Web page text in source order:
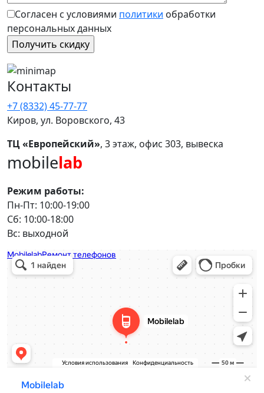
Согласен с условиями политики обработки
персональных данных
Контакты
+7 (8332) 45-77-77
Киров, ул. Воровского, 43
ТЦ «Европейский», 3 этаж, офис 303, вывеска
mobilelab
Режим работы:
Пн-Пт: 10:00-19:00
Сб: 10:00-18:00
Вс: выходной